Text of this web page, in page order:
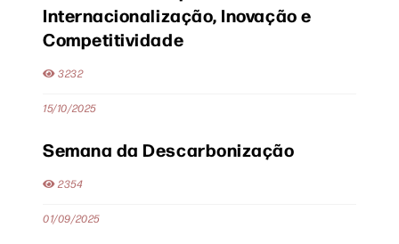
Internacionalização, Inovação e
Competitividade
3232
15/10/2025
Semana da Descarbonização
2354
01/09/2025